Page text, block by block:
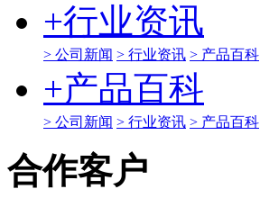
+行业资讯
> 公司新闻 > 行业资讯 > 产品百科
+产品百科
> 公司新闻 > 行业资讯 > 产品百科
合作客户